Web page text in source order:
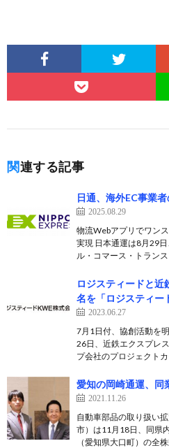
関連する記事
日通、海外EC事業
2025.08.29
物流Webアプリでワン
実現 日本通運は8月29
ル・コマース・トラン
ロジスティードと近
名を「ロジスティー
2023.06.27
7月1日付、協創活動を
26日、近鉄エクスプレ
プ会社のプロジェクト
愛知の岡崎通運、同
2021.11.26
自動車部品の取り扱い
市）は11月18日、同県
（愛知県大口町）の全